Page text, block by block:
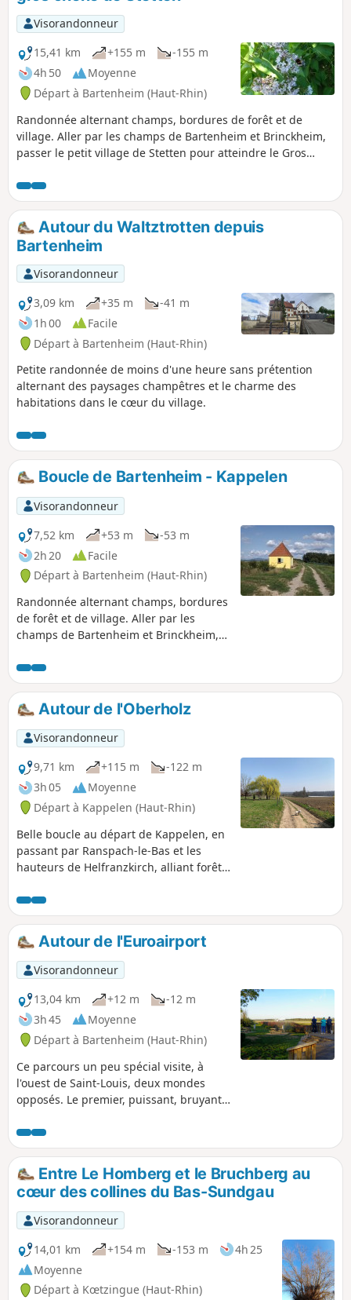
Visorandonneur
15,41 km
+155 m
-155 m
4h 50
Moyenne
Départ à Bartenheim (Haut-Rhin)
Randonnée alternant champs, bordures de forêt et de
village. Aller par les champs de Bartenheim et Brinckheim,
passer le petit village de Stetten pour atteindre le Gros
champs de Kappelen et Brinckheim, le HochaLoch en
longeant le Muehlgraben,
Autour du Waltztrotten depuis
Bartenheim
Visorandonneur
3,09 km
+35 m
-41 m
1h 00
Facile
Départ à Bartenheim (Haut-Rhin)
Petite randonnée de moins d'une heure sans prétention
alternant des paysages champêtres et le charme des
habitations dans le cœur du village.
Boucle de Bartenheim - Kappelen
Visorandonneur
7,52 km
+53 m
-53 m
2h 20
Facile
Départ à Bartenheim (Haut-Rhin)
Randonnée alternant champs, bordures
de forêt et de village. Aller par les
champs de Bartenheim et Brinckheim,
retour se fait par les champs de
Kappelen et Brinckheim puis le
HochaLoch en longeant le
Muehlgraben,
Autour de l'Oberholz
Visorandonneur
9,71 km
+115 m
-122 m
3h 05
Moyenne
Départ à Kappelen (Haut-Rhin)
Belle boucle au départ de Kappelen, en
passant par Ranspach-le-Bas et les
hauteurs de Helfranzkirch, alliant forêts,
Autour de l'Euroairport
Visorandonneur
13,04 km
+12 m
-12 m
3h 45
Moyenne
Départ à Bartenheim (Haut-Rhin)
Ce parcours un peu spécial visite, à
l'ouest de Saint-Louis, deux mondes
opposés. Le premier, puissant, bruyant
communication nord-sud, est
indispensable à l'activité économique.
Le second, fragile, paisible autour de
l'Étang du Ritty avec ses boisements et
prairies, est le corridor indispensable à
la faune entre la forêt de la Hardt au
nord et les zones humides de la Petite
Camargue à l'est. Le contraste est
étonnant.
Entre Le Homberg et le Bruchberg au
cœur des collines du Bas-Sundgau
Visorandonneur
14,01 km
+154 m -153 m
4h 25
Moyenne
Départ à Kœtzingue (Haut-Rhin)